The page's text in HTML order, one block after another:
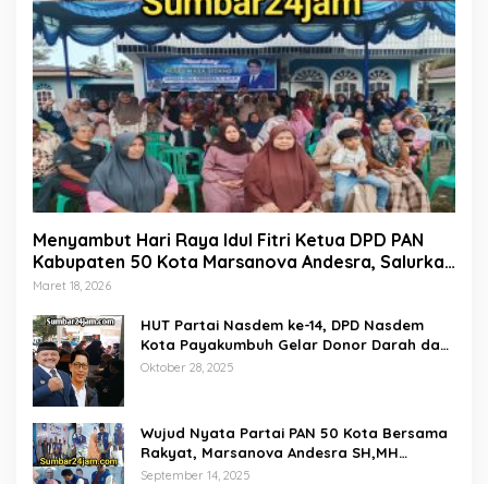
Menyambut Hari Raya Idul Fitri Ketua DPD PAN
Kabupaten 50 Kota Marsanova Andesra, Salurkan
Empat Ton Bantuan Beras Untuk Masyarakat
Maret 18, 2026
HUT Partai Nasdem ke-14, DPD Nasdem
Kota Payakumbuh Gelar Donor Darah dan
Pemeriksaan Kesehatan Gratis
Oktober 28, 2025
Wujud Nyata Partai PAN 50 Kota Bersama
Rakyat, Marsanova Andesra SH,MH
Salurkan 600 Karung Beras Untuk
September 14, 2025